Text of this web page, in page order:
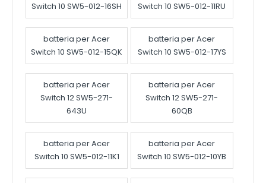
Switch 10 SW5-012-16SH
Switch 10 SW5-012-11RU
batteria per Acer
Switch 10 SW5-012-15QK
batteria per Acer
Switch 10 SW5-012-17YS
batteria per Acer
Switch 12 SW5-271-
643U
batteria per Acer
Switch 12 SW5-271-
60QB
batteria per Acer
Switch 10 SW5-012-11K1
batteria per Acer
Switch 10 SW5-012-10YB